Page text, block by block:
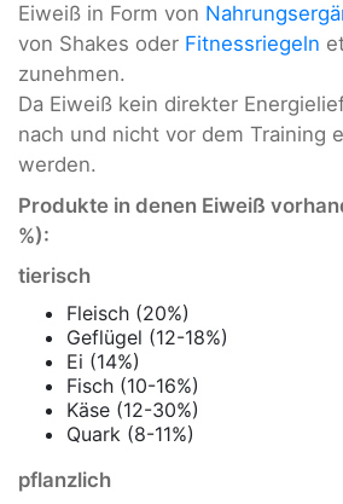
Eiweiß in Form von
von Shakes oder Fitnessriegeln
zunehmen.
Da Eiweiß kein direkter
nach und nicht vor dem Training
werden.
Produkte in denen Eiweiß
%):
tierisch
Fleisch (20%)
Geflügel (12-18%)
Ei (14%)
Fisch (10-16%)
Käse (12-30%)
Quark (8-11%)
pflanzlich